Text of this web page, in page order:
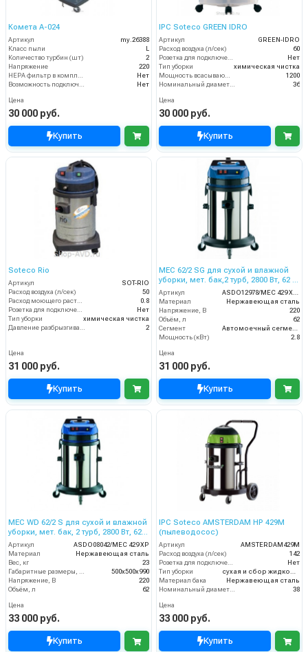
Комета A-024
Артикул
my.26388
Класс пыли
Количество турбин (шт)
2
Напряжение
220
Нет
Нет
Цена
30 000 руб.
Купить
IPC Soteco GREEN IDRO
Артикул
GREEN-IDRO
Расход воздуха (л/сек)
60
Нет
Тип уборки
химическая чистка
1200
36
Цена
30 000 руб.
Купить
Soteco Rio
Артикул
SOT-RIO
Расход воздуха (л/сек)
50
0.8
Нет
Тип уборки
химическая чистка
2
Цена
31 000 руб.
Купить
MEC 62/2 SG для сухой и влажной
уборки, мет. бак,2 турб, 2800 Вт, 62 л.
гараж.компл.
Артикул
Материал
Нержавеющая сталь
Напряжение, В
220
Объём, л
62
Сегмент
Мощность (кВт)
2.8
Цена
31 000 руб.
Купить
MEC WD 62/2 S для сухой и влажной
уборки, мет. бак, 2 турб, 2800 Вт, 62
л.полн. компл.
Артикул
ASDO08042/MEC 429 XP
Материал
Нержавеющая сталь
Вес, кг
23
Габаритные размеры, мм
500х500х990
Напряжение, В
220
Объём, л
62
Цена
33 000 руб.
Купить
IPC Soteco AMSTERDAM HP 429M
(пылеводосос)
Артикул
AMSTERDAM429M
Расход воздуха (л/сек)
142
Розетка для подключения инструмента
Нет
Тип уборки
сухая и сбор жидкостей
Материал бака
Нержавеющая сталь
Номинальный диаметр принадлежностей (мм)
38
Цена
33 000 руб.
Купить